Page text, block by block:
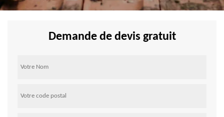
Demande de devis gratuit